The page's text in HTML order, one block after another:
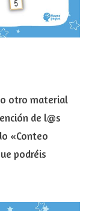
otro material
de l@s
«Conteo
podréis